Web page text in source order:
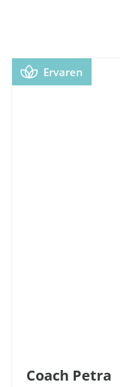
Ervaren
Coach Petra